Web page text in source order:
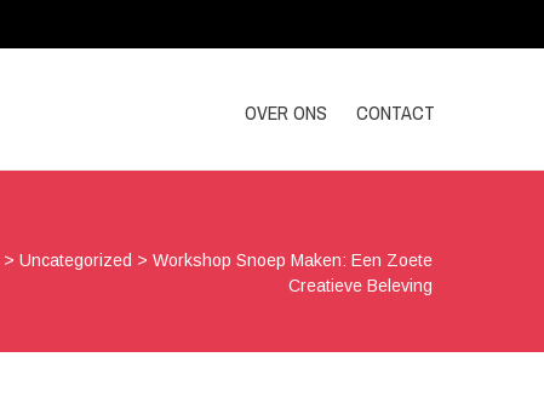
OVER ONS CONTACT
>Uncategorized >Workshop Snoep Maken: Een Zoete
Creatieve Beleving